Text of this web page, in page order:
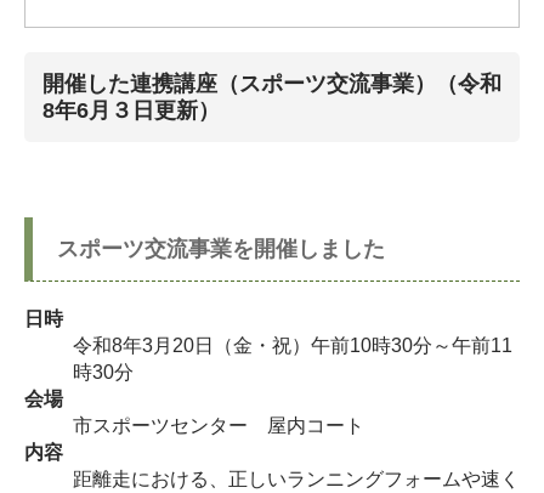
開催した連携講座（スポーツ交流事業）（令和
8年6月３日更新）
スポーツ交流事業を開催しました
日時
令和8年3月20日（金・祝）午前10時30分～午前11
時30分
会場
市スポーツセンター 屋内コート
内容
距離走における、正しいランニングフォームや速く